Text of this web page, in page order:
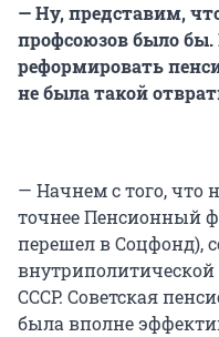
— Ну, представим,
профсоюзов было
реформировать
не была такой
— Начнем с того, что
точнее Пенсионный
перешел в Соцфонд),
СССР. Советская
была вполне